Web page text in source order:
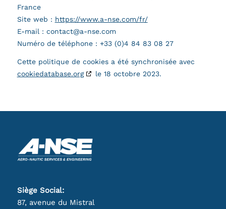
France
Site web : https://www.a-nse.com/fr/
E-mail : contact@a-nse.com
Numéro de téléphone : +33 (0)4 84 83 08 27
Cette politique de cookies a été synchronisée avec
cookiedatabase.org
le 18 octobre 2023.
Siège Social:
87, avenue du Mistral